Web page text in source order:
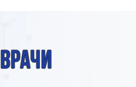
врачи